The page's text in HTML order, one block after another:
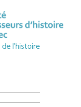
l'histoire